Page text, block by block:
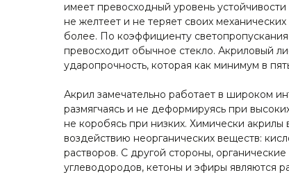
имеет превосходный уровень
не желтеет и не теряет своих
более. По коэффициенту
превосходит обычное стекло. Акриловый
ударопрочность, которая как минимум в
Акрил замечательно работает в широком
размягчаясь и не деформируясь при
не коробясь при низких. Химически акрилы
воздействию неорганических веществ:
растворов. С другой стороны,
углеводородов, кетоны и эфиры являются